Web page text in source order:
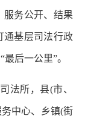
服务公开、结果
通基层司法行政
后一公里”。
所，县(市、
中心、乡镇(街